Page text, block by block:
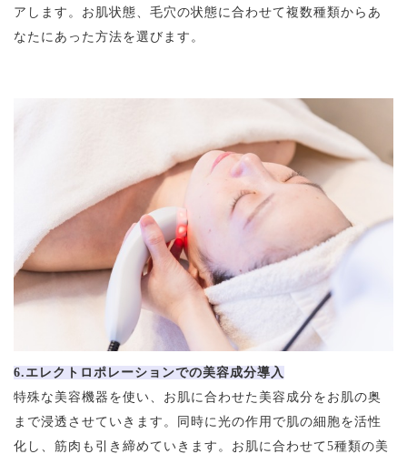
アします。お肌状態、毛穴の状態に合わせて複数種類からあ
なたにあった方法を選びます。
6.エレクトロポレーションでの美容成分導入
特殊な美容機器を使い、お肌に合わせた美容成分をお肌の奥
まで浸透させていきます。同時に光の作用で肌の細胞を活性
化し、筋肉も引き締めていきます。お肌に合わせて5種類の美